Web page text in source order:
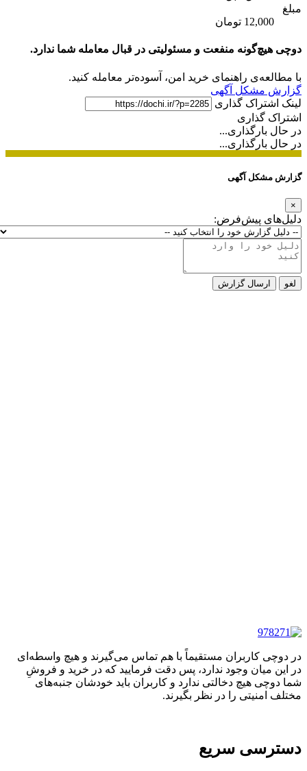
مبلغ
12,000 تومان
دوچی هیچ‌گونه منفعت و مسئولیتی در قبال معامله شما ندارد.
با مطالعه‌ی راهنمای خرید امن، آسوده‌تر معامله کنید.
گزارش مشکل آگهی
لینک اشتراک گذاری
اشتراک گذاری
در حال بارگذاری...
در حال بارگذاری...
گزارش مشکل آگهی
×
دلیل‌های پیش‌فرض:
لغو ارسال گزارش
در دوچی کاربران مستقیماً با هم تماس می‌گیرند و هیچ واسطه‌ای
در این میان وجود ندارد، پس دقت فرمایید که در خرید و فروشِ
شما دوچی هیچ دخالتی ندارد و کاربران باید خودشان جنبه‌های
مختلف امنیتی را در نظر بگیرند.
دسترسی سریع